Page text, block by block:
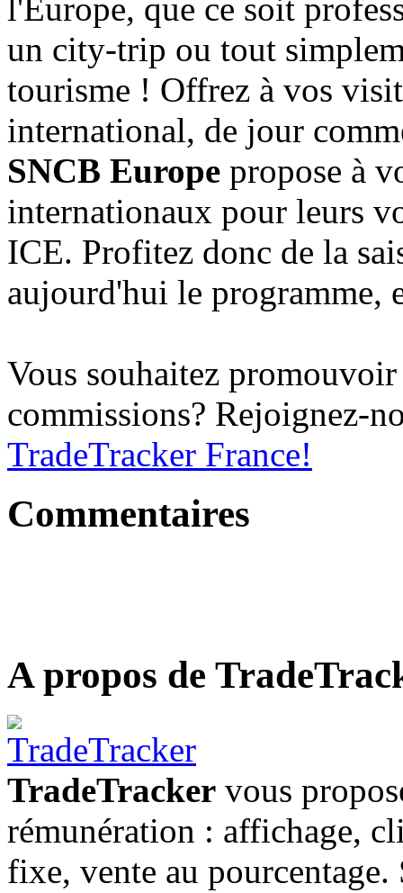
l'Europe, que ce soit
un city-trip ou tout
tourisme ! Offrez à vos
international, de jour
SNCB Europe propose à
internationaux pour leurs
ICE. Profitez donc de la
aujourd'hui le programme,
Vous souhaitez
commissions? Rejoignez-
TradeTracker France!
Commentaires
A propos de
TradeTracker vous
rémunération : affichage,
fixe, vente au